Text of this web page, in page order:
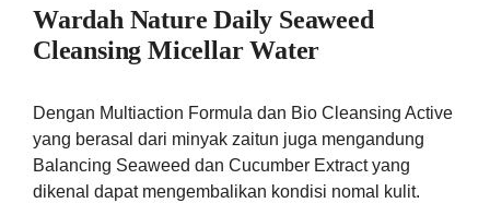
Wardah Nature Daily Seaweed
Cleansing Micellar Water
Dengan Multiaction Formula dan Bio Cleansing Active
yang berasal dari minyak zaitun juga mengandung
Balancing Seaweed dan Cucumber Extract yang
dikenal dapat mengembalikan kondisi nomal kulit.